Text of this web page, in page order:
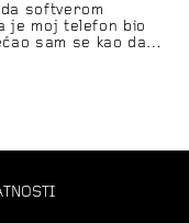
softverom
je moj telefon bio
sam se kao da je
ranjivosti, dok